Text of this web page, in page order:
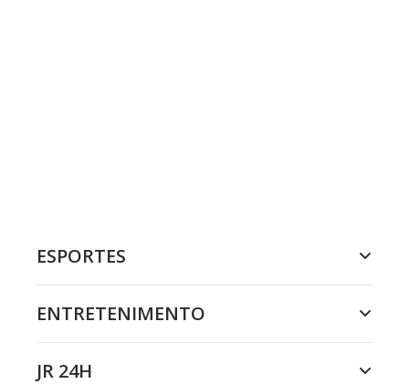
ESPORTES
ENTRETENIMENTO
JR 24H